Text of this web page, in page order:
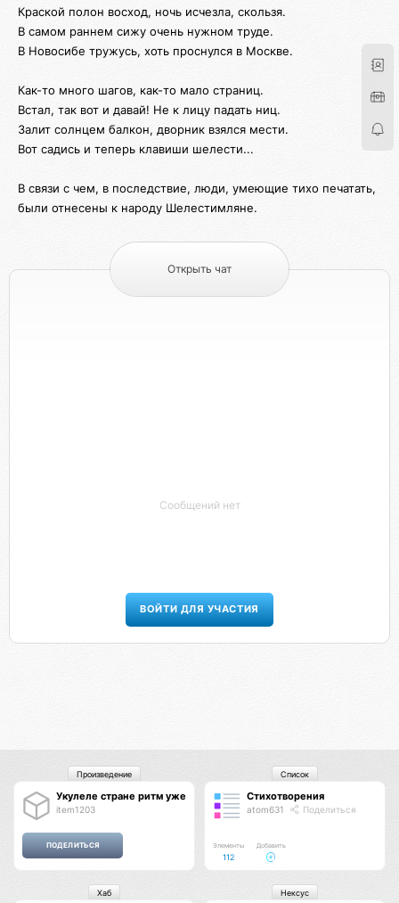
Краской полон восход, ночь исчезла, скользя.
В самом раннем сижу очень нужном труде.
В Новосибе тружусь, хоть проснулся в Москве.
Как-то много шагов, как-то мало страниц.
Встал, так вот и давай! Не к лицу падать ниц.
Залит солнцем балкон, дворник взялся мести.
Вот садись и теперь клавиши шелести...
В связи с чем, в последствие, люди, умеющие тихо печатать,
были отнесены к народу Шелестимляне.
Открыть чат
Сообщений нет
ВОЙТИ ДЛЯ УЧАСТИЯ
Укулеле стране ритм уже задаёт
item1203
Произведение
Стихотворения
atom631 Поделиться
Элементы
112
Добавить
Список
Хаб Нексус